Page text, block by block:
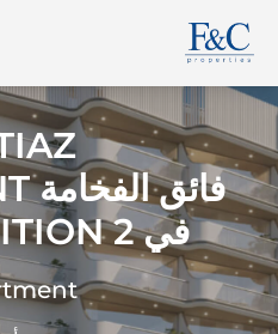
فائق الفخامة APARTMENT
في2